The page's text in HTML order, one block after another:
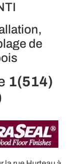
de
1(514)